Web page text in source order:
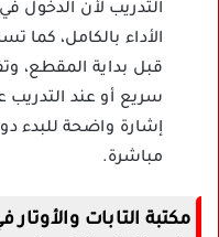
التدريب لأن الدخول
الأداء بالكامل، كما
قبل بداية المقطع،
سريع أو عند التدريب
إشارة واضحة للبدء
مباشرة.